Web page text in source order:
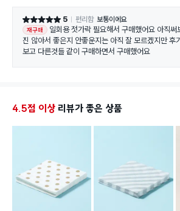
별점 5점 5 편리함 보통이에요
재구매
일회용 젓가락 필요해서 구매했어요 아직써
진 않아서 좋은지 안좋운지는 아직 잘 모르겠지만 후기
보고 다른것들 같이 구매하면서 구매했어요
4.5점 이상 리뷰가 좋은 상품